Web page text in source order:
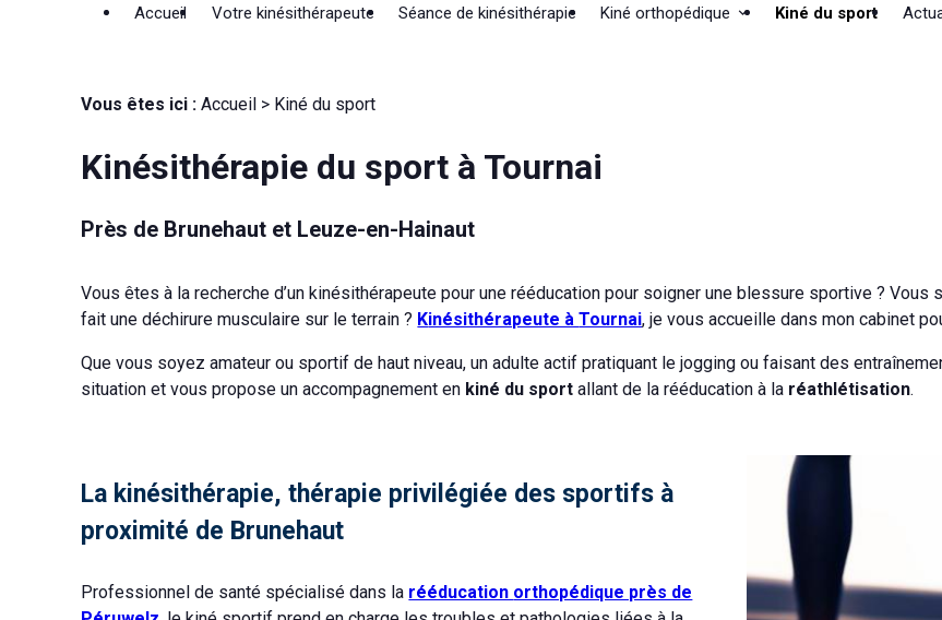
Accueil Votre kinésithérapeute Séance de kinésithérapie Kiné orthopédique Kiné du sport
Vous êtes ici : Accueil > Kiné du sport
Kinésithérapie du sport à Tournai
Près de Brunehaut et Leuze-en-Hainaut
Vous êtes à la recherche d’un kinésithérapeute pour une rééducation pour soigner une blessure sportive ? Vous
fait une déchirure musculaire sur le terrain ? Kinésithérapeute àTournai, je vous accueille dans mon cabinet
Que vous soyez amateur ou sportif de haut niveau, un adulte actif pratiquant le jogging ou faisant des
situation et vous propose un accompagnement en kiné du sportallant de la rééducation à la réathlétisation.
La kinésithérapie, thérapie privilégiée des sportifs à
proximité de Brunehaut
Professionnel de santé spécialisé dans la rééducation orthopédique près de
Panneau de gestion des cookies